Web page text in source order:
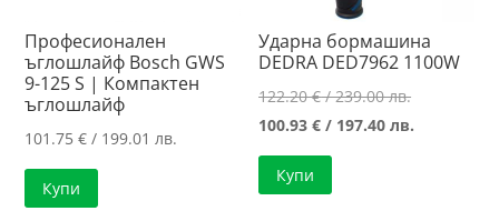
Професионален
ъглошлайф Bosch GWS
9-125 S | Компактен
ъглошлайф
101.75€ / 199.01 лв.
Купи
Ударна бормашина
DEDRA DED7962 1100W
122.20€/ 239.00 лв.Original
price
100.93€ / 197.40 лв.
Купи